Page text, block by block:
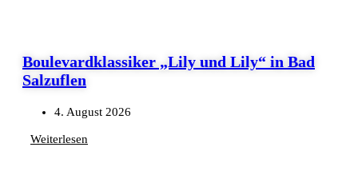
Boulevardklassiker „Lily und Lily“ in Bad
Salzuflen
4. August 2026
Weiterlesen